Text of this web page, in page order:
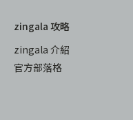
zingala 攻略
zingala 介紹
官方部落格